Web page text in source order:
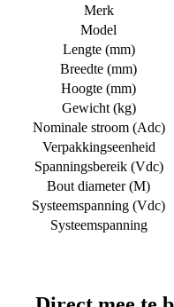
Merk
Model
Lengte (mm)
Breedte (mm)
Hoogte (mm)
Gewicht (kg)
Nominale stroom (Adc)
Verpakkingseenheid
Spanningsbereik (Vdc)
Bout diameter (M)
Systeemspanning (Vdc)
Systeemspanning